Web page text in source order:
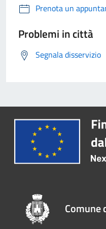
Prenota un
Problemi in città
Segnala disservizio
Comune